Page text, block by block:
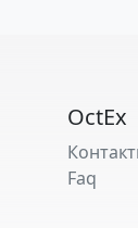
OctEx
Faq